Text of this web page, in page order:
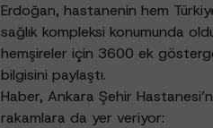
Erdoğan, hastanenin hem
sağlık kompleksi konumunda
hemşireler için 3600 ek
bilgisini paylaştı.
Haber, Ankara Şehir
rakamlara da yer veriyor: